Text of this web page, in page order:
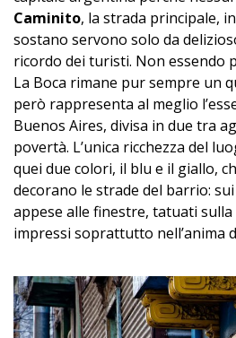
Caminito, la strada principale,
sostano servono solo da
ricordo dei turisti. Non essendo
La Boca rimane pur sempre un
però rappresenta al meglio
Buenos Aires, divisa in due tra
povertà. L’unica ricchezza del
quei due colori, il blu e il giallo,
decorano le strade del barrio:
appese alle finestre, tatuati
impressi soprattutto nell’anima